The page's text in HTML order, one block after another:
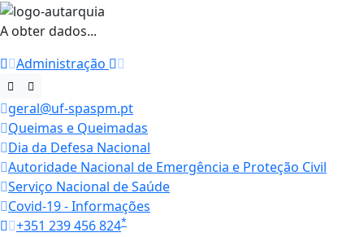
A obter dados...
Administração
geral@uf-spaspm.pt
Queimas e Queimadas
Dia da Defesa Nacional
Autoridade Nacional de Emergência e Proteção Civil
Serviço Nacional de Saúde
Covid-19 - Informações
+351 239 456 824*